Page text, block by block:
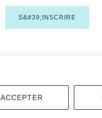
ACCEPTER
S&#39;INSCRIRE